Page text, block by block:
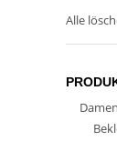
Alle
Damen